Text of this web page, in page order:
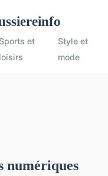
Sports et
loisirs
Style et
mode
numériques